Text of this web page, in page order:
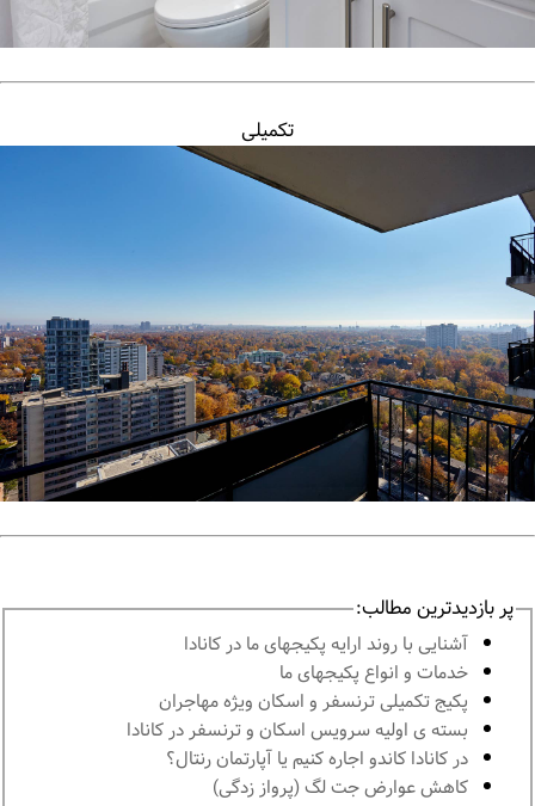
تکمیلی
پر بازدیدترین مطالب:
آشنايى با روند ارايه پكيجهاى ما در كانادا
خدمات و انواع پكيجهاى ما
پكيج تكميلى ترنسفر و اسكان ويژه مهاجران
بسته ی اولیه سرویس اسکان و ترنسفر در کانادا
در كانادا کاندو اجاره كنيم يا آپارتمان رنتال؟
کاهش عوارض جت لگ (پرواز زدگی)